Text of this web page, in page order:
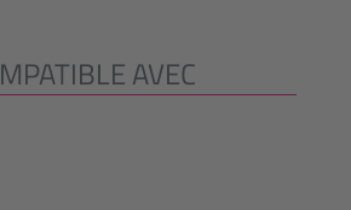
de produits AVEC